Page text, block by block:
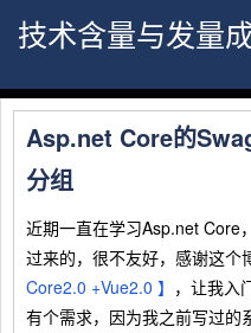
技术含量与发量
Asp.net Core的
分组
近期一直在学习Asp.net Core
过来的，很不友好，感谢这个
Core2.0 +Vue2.0 】 ，让我入
有个需求，因为我之前写过的